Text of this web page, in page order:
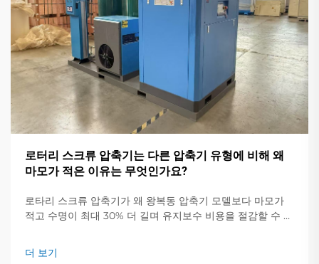
로터리 스크류 압축기는 다른 압축기 유형에 비해 왜
마모가 적은 이유는 무엇인가요?
로타리 스크류 압축기가 왜 왕복동 압축기 모델보다 마모가
적고 수명이 최대 30% 더 길며 유지보수 비용을 절감할 수 있
더 보기